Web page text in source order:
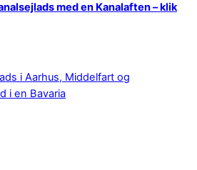
med en Kanalaften – klik
i Aarhus, Middelfart og
i en Bavaria